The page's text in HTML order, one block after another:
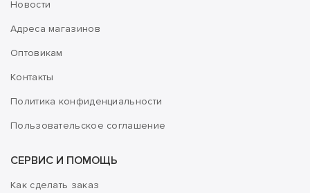
Новости
Адреса магазинов
Оптовикам
Контакты
Политика конфиденциальности
Пользовательское соглашение
СЕРВИС И ПОМОЩЬ
Как сделать заказ